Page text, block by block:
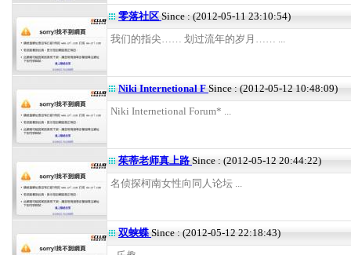
零落社区 Since : (2012-05-11 23:10:54)
我们的指尖…… 划过流年的岁月…… ...
Niki Internetional F Since : (2012-05-12 10:48:09)
Niki Internetional Forum* ...
茱蒂老师真上路Since : (2012-05-12 20:44:22)
名侦探柯南女性向同人论坛 ...
双蛱蝶Since : (2012-05-12 22:18:43)